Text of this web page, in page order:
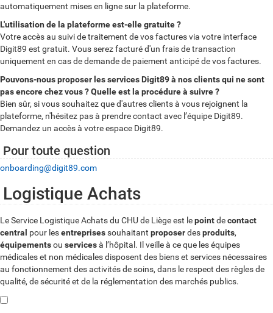
automatiquement mises en ligne sur la plateforme.
L'utilisation de la plateforme est-elle gratuite ?
Votre accès au suivi de traitement de vos factures via votre interface
Digit89 est gratuit. Vous serez facturé d'un frais de transaction
uniquement en cas de demande de paiement anticipé de vos factures.
Pouvons-nous proposer les services Digit89 à nos clients qui ne sont
pas encore chez vous ? Quelle est la procédure à suivre ?
Bien sûr, si vous souhaitez que d'autres clients à vous rejoignent la
plateforme, n'hésitez pas à prendre contact avec l’équipe Digit89.
Demandez un accès à votre espace Digit89.
Pour toute question
onboarding@digit89.com
Logistique Achats
Le Service Logistique Achats du CHU de Liège est lepointdecontact
central pour lesentreprisessouhaitant proposerdesproduits,
équipementsou servicesà l’hôpital. Il veille à ce que les équipes
médicales et non médicales disposent des biens et services nécessaires
au fonctionnement des activités de soins, dans le respect des règles de
qualité, de sécurité et de la réglementation des marchés publics.